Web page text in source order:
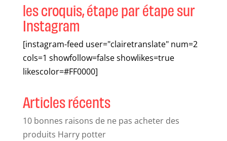
les croquis, étape par étape sur
Instagram
[instagram-feed user="clairetranslate" num=2
cols=1 showfollow=false showlikes=true
likescolor=#FF0000]
Articles récents
10 bonnes raisons de ne pas acheter des
produits Harry potter